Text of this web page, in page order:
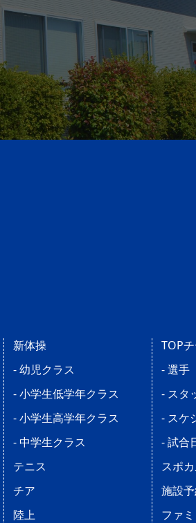
新体操
- 幼児クラス
- 小学生低学年クラス
- 小学生高学年クラス
- 中学生クラス
テニス
チア
陸上
TOP
- 選手
- スタ
- スケ
- 試合
スポ
施設
ファ